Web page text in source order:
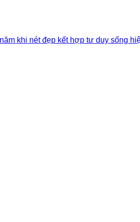
khi nét đẹp kết hợp tư duy sống